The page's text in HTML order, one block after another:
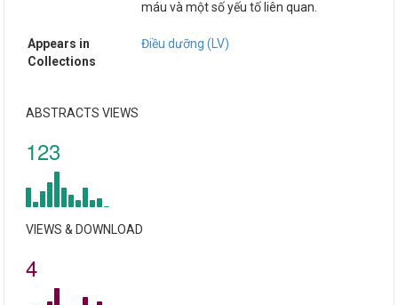
máu và một số yếu tố liên quan.
Appears in
Collections
Điều dưỡng (LV)
ABSTRACTS VIEWS
123
VIEWS & DOWNLOAD
4